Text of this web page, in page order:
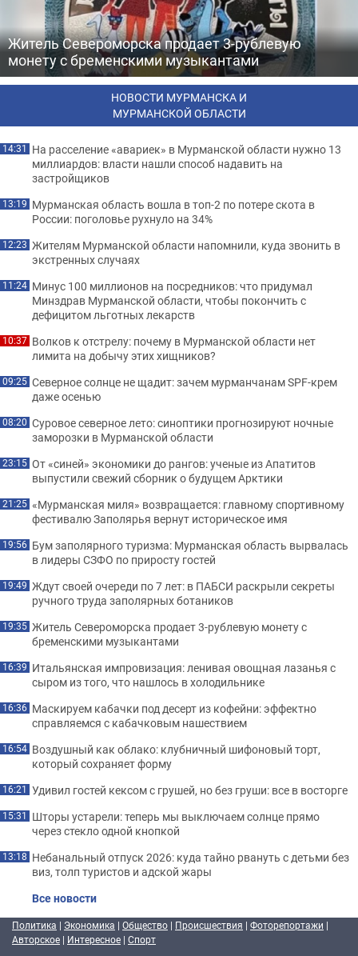
Житель Североморска продает 3-рублевую
монету с бременскими музыкантами
НОВОСТИ МУРМАНСКА И
МУРМАНСКОЙ ОБЛАСТИ
14:31 На расселение «авариек» в Мурманской области нужно 13
миллиардов: власти нашли способ надавить на
застройщиков
13:19 Мурманская область вошла в топ-2 по потере скота в
России: поголовье рухнуло на 34%
12:23 Жителям Мурманской области напомнили, куда звонить в
экстренных случаях
11:24 Минус 100 миллионов на посредников: что придумал
Минздрав Мурманской области, чтобы покончить с
дефицитом льготных лекарств
10:37 Волков к отстрелу: почему в Мурманской области нет
лимита на добычу этих хищников?
09:25 Северное солнце не щадит: зачем мурманчанам SPF-крем
даже осенью
08:20 Суровое северное лето: синоптики прогнозируют ночные
заморозки в Мурманской области
23:15 От «синей» экономики до рангов: ученые из Апатитов
выпустили свежий сборник о будущем Арктики
21:25 «Мурманская миля» возвращается: главному спортивному
фестивалю Заполярья вернут историческое имя
19:56 Бум заполярного туризма: Мурманская область вырвалась
в лидеры СЗФО по приросту гостей
19:49 Ждут своей очереди по 7 лет: в ПАБСИ раскрыли секреты
ручного труда заполярных ботаников
19:35 Житель Североморска продает 3-рублевую монету с
бременскими музыкантами
16:39 Итальянская импровизация: ленивая овощная лазанья с
сыром из того, что нашлось в холодильнике
16:36 Маскируем кабачки под десерт из кофейни: эффектно
справляемся с кабачковым нашествием
16:54 Воздушный как облако: клубничный шифоновый торт,
который сохраняет форму
16:21 Удивил гостей кексом с грушей, но без груши: все в восторге
15:31 Шторы устарели: теперь мы выключаем солнце прямо
через стекло одной кнопкой
13:18 Небанальный отпуск 2026: куда тайно рвануть с детьми без
виз, толп туристов и адской жары
Все новости
Политика | Экономика | Общество | Происшествия | Фоторепортажи |
Авторское | Интересное | Спорт